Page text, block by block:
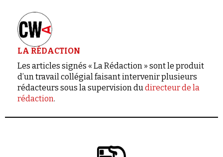
LA RÉDACTION
Les articles signés « La Rédaction » sont le produit
d’un travail collégial faisant intervenir plusieurs
rédacteurs sous la supervision dudirecteur de la
rédaction.